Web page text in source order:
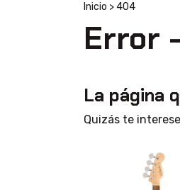
Inicio > 404
Error
La página
Quizás te